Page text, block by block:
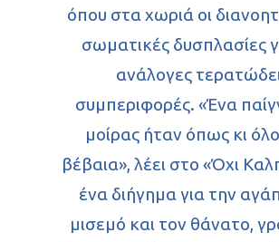
όπου στα χωριά οι
σωματικές δυσπλασίες
ανάλογες
συμπεριφορές. «Ένα
μοίρας ήταν όπως κι
βέβαια», λέει στο «Όχι
ένα διήγημα για την
μισεμό και τον θάνατο,